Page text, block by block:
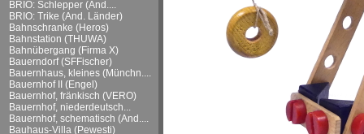
BRIO: Schlepper (And....
BRIO: Trike (And. Länder)
Bahnschranke (Heros)
Bahnstation (THUWA)
Bahnübergang (Firma X)
Bauerndorf (SFFischer)
Bauernhaus, kleines (Münchn....
Bauernhof II (Engel)
Bauernhof, fränkisch (VERO)
Bauernhof, niederdeutsch...
Bauernhof, schematisch (And....
Bauhaus-Villa (Pewesti)